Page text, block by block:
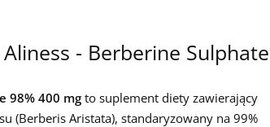
Aliness - Berberine
98% 400 mgto suplement diety zawierający
(Berberis Aristata), standaryzowany na 99%